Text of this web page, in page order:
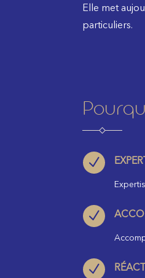
Elle met
particuliers.
N
N
N